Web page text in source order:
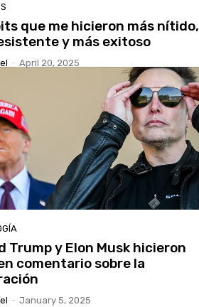
que me hicieron más nítido,
y más exitoso
- April 20, 2025
Trump y Elon Musk hicieron
comentario sobre la
- January 5, 2025